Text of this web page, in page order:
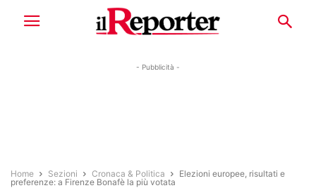
- Pubblicità -
Home Sezioni Cronaca & Politica
Elezioni europee, risultati e
preferenze: a Firenze Bonafè la più votata